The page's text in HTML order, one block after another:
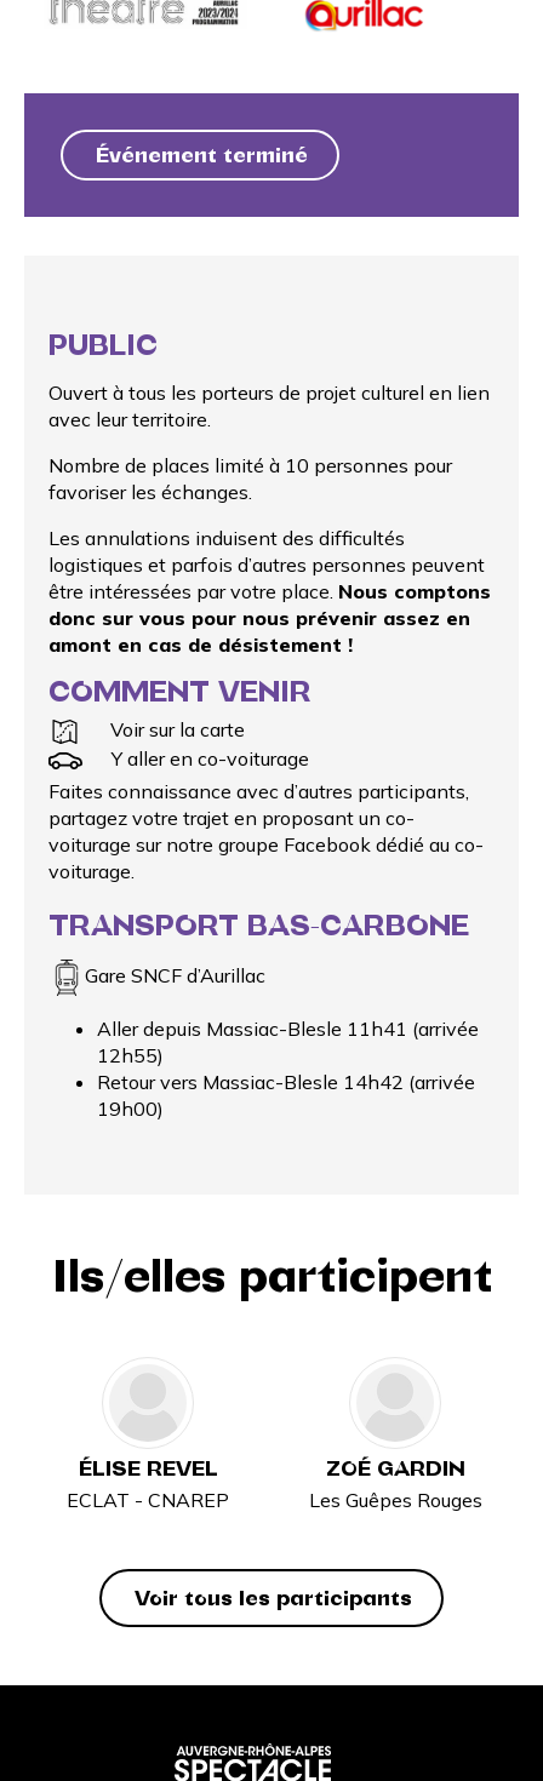
Événement terminé
PUBLIC
Ouvert à tous les porteurs de projet culturel en lien
avec leur territoire.
Nombre de places limité à 10 personnes pour
favoriser les échanges.
Les annulations induisent des difficultés
logistiques et parfois d’autres personnes peuvent
être intéressées par votre place. Nous comptons
donc sur vous pour nous prévenir assez en
amont en cas de désistement !
COMMENT VENIR
Voir sur la carte
Y aller en co-voiturage
Faites connaissance avec d’autres participants,
partagez votre trajet en proposant un co-
voiturage sur notre groupe Facebook dédié au co-
voiturage.
TRANSPORT BAS-CARBONE
Gare SNCF d’Aurillac
Aller depuis Massiac-Blesle 11h41 (arrivée
12h55)
Retour vers Massiac-Blesle 14h42 (arrivée
19h00)
Ils/elles participent
ÉLISE REVEL
ECLAT - CNAREP
ZOÉ GARDIN
Les Guêpes Rouges
Voir tous les participants